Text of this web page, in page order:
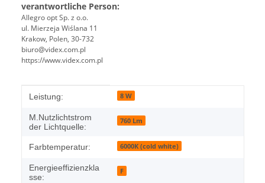
verantwortliche Person:
Allegro opt Sp. z o.o.
ul. Mierzeja Wiślana 11
Krakow, Polen, 30-732
biuro@videx.com.pl
https://www.videx.com.pl
Produkteigenschaft
Wert
Leistung: 8 W
M.Nutzlichtstrom
der Lichtquelle:
760 Lm
Farbtemperatur: 6000K (cold white)
Energieeffizienzkla
sse:
F